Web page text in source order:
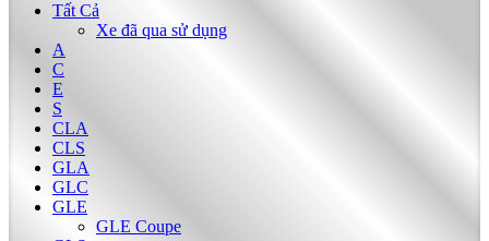
Tất Cả
Xe đã qua sử dụng
A
C
E
S
CLA
CLS
GLA
GLC
GLE
GLE Coupe